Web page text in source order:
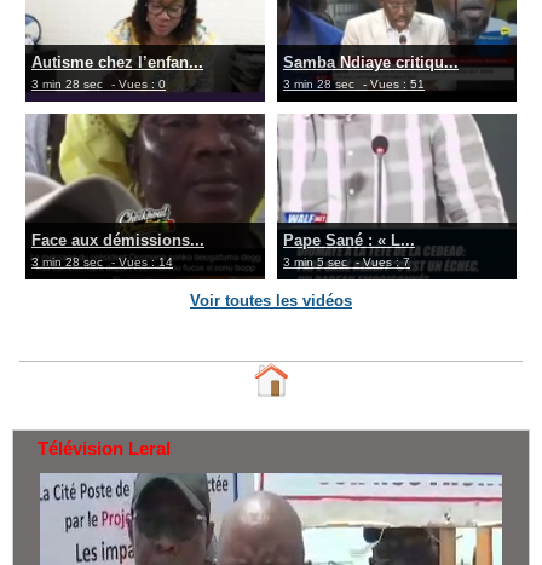
Autisme chez l’enfan...
3 min 28 sec - Vues : 0
Samba Ndiaye critiqu...
3 min 28 sec - Vues : 51
Face aux démissions...
3 min 28 sec - Vues : 14
Pape Sané : « L...
3 min 5 sec - Vues : 7
Voir toutes les vidéos
Télévision Leral